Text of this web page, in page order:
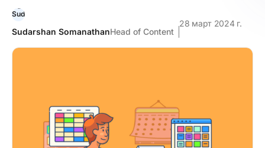
Sudarshan SomanathanHead of Content
28 март 2024 г.